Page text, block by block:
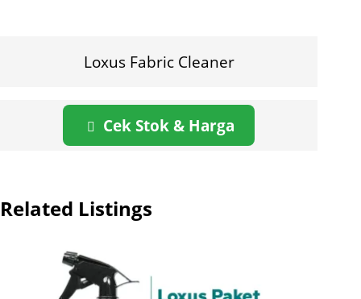
Loxus Fabric Cleaner
Cek Stok & Harga
Related Listings